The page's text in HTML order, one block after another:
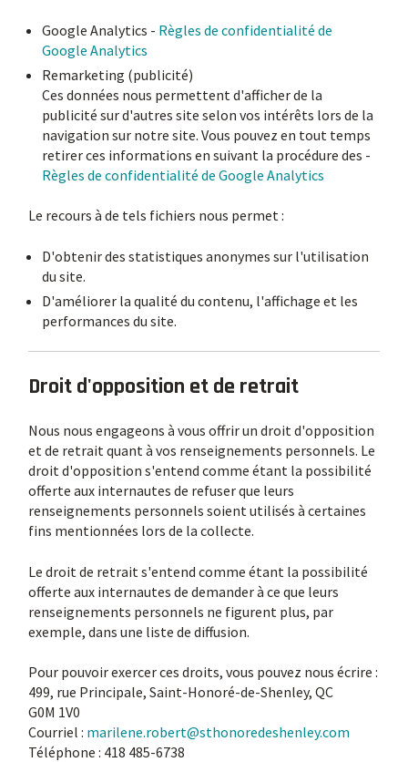
Google Analytics - Règles de confidentialité de
Google Analytics
Remarketing (publicité)
Ces données nous permettent d'afficher de la
publicité sur d'autres site selon vos intérêts lors de la
navigation sur notre site. Vous pouvez en tout temps
retirer ces informations en suivant la procédure des -
Règles de confidentialité de Google Analytics
Le recours à de tels fichiers nous permet :
D'obtenir des statistiques anonymes sur l'utilisation
du site.
D'améliorer la qualité du contenu, l'affichage et les
performances du site.
Droit d'opposition et de retrait
Nous nous engageons à vous offrir un droit d'opposition
et de retrait quant à vos renseignements personnels. Le
droit d'opposition s'entend comme étant la possibilité
offerte aux internautes de refuser que leurs
renseignements personnels soient utilisés à certaines
fins mentionnées lors de la collecte.
Le droit de retrait s'entend comme étant la possibilité
offerte aux internautes de demander à ce que leurs
renseignements personnels ne figurent plus, par
exemple, dans une liste de diffusion.
Pour pouvoir exercer ces droits, vous pouvez nous écrire :
499, rue Principale, Saint-Honoré-de-Shenley, QC
G0M 1V0
Courriel : marilene.robert@sthonoredeshenley.com
Téléphone : 418 485-6738